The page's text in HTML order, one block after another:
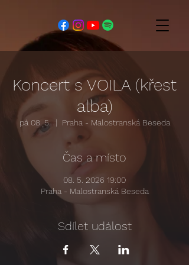
Koncert s VOILA (křest
alba)
pá 08. 5.
  |
Praha - Malostranská Beseda
Čas a místo
08. 5. 2026 19:00
Praha - Malostranská Beseda
Sdílet událost